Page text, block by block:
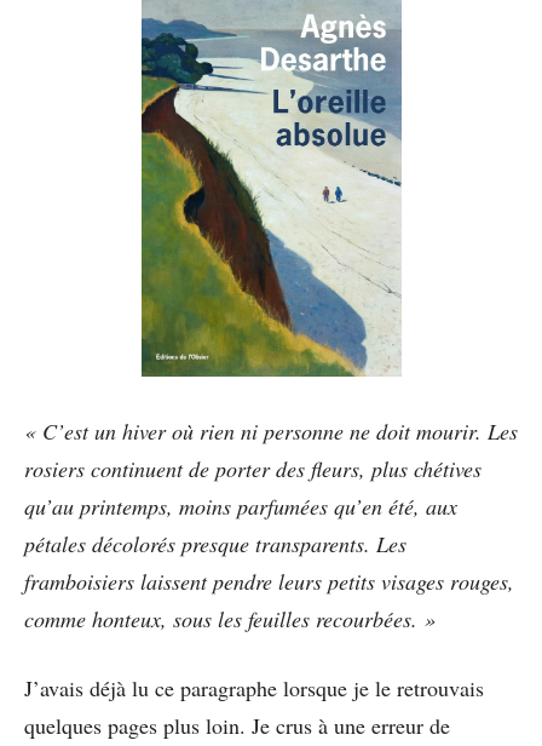
« C’est un hiver où rien ni personne ne doit mourir. Les
rosiers continuent de porter des fleurs, plus chétives
qu’au printemps, moins parfumées qu’en été, aux
pétales décolorés presque transparents. Les
framboisiers laissent pendre leurs petits visages rouges,
comme honteux, sous les feuilles recourbées. »
J’avais déjà lu ce paragraphe lorsque je le retrouvais
quelques pages plus loin. Je crus à une erreur de